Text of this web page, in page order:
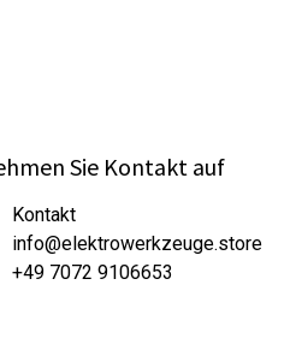
Sie Kontakt auf
Kontakt
info@elektrowerkzeuge.store
+49 7072 9106653